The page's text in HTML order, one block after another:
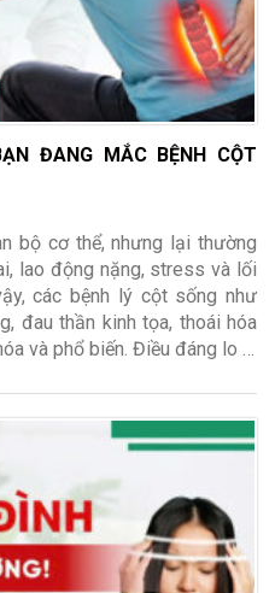
ĐANG MẮC BỆNH CỘT
bộ cơ thể, nhưng lại thường
lao động nặng, stress và lối
các bệnh lý cột sống như
đau thần kinh tọa, thoái hóa
và phổ biến. Điều đáng lo …